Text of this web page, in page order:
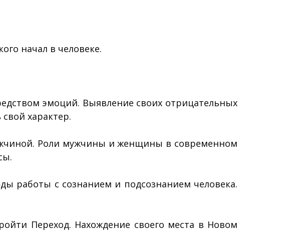
начал в человеке.
эмоций. Выявление своих отрицательных
характер.
Роли мужчины и женщины в современном
работы с сознанием и подсознанием человека.
Переход. Нахождение своего места в Новом